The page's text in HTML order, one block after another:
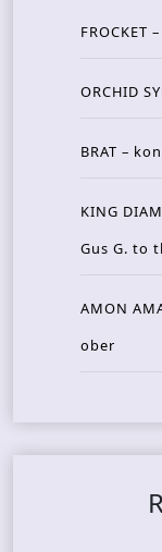
FROCKET
ORCHID
BRAT –
KING
Gus G. to
AMON
ober